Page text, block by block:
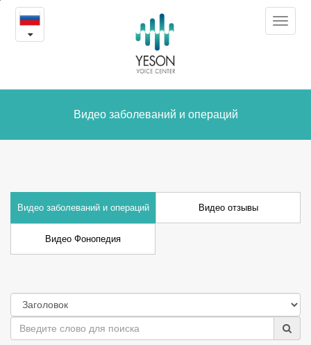
Видео
заболеваний
операций
Toggle
Видео заболеваний и операций
Видео заболеваний и операций Видео отзывы
Видео Фонопедия